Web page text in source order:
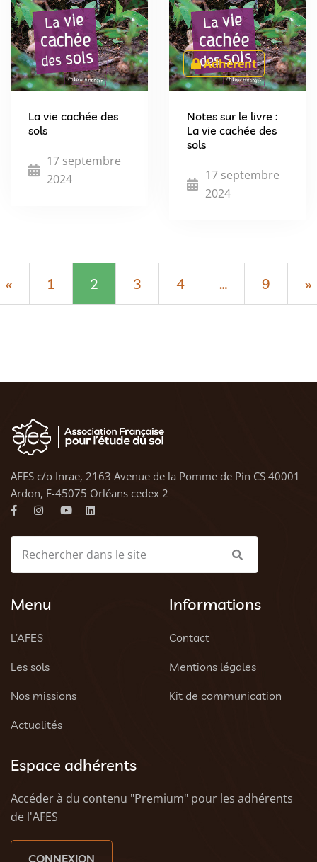
La vie cachée des
sols
17 septembre
2024
Adhérent
Notes sur le livre :
La vie cachée des
sols
17 septembre
2024
« 1 2 3 4 … 9 »
AFES c/o Inrae, 2163 Avenue de la Pomme de Pin CS 40001
Ardon, F-45075 Orléans cedex 2
Menu
L’AFES
Les sols
Nos missions
Actualités
Informations
Contact
Mentions légales
Kit de communication
Espace adhérents
Accéder à du contenu "Premium" pour les adhérents
de l'AFES
CONNEXION